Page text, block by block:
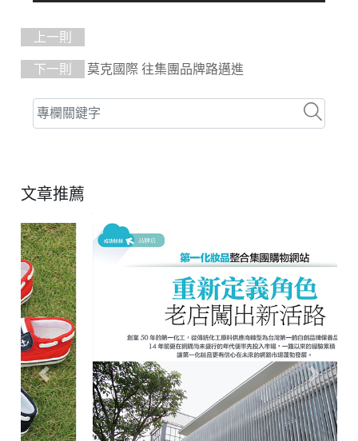
文章推薦
Previous Next
上一則
下一則 莫克國際 往集團品牌路邁進